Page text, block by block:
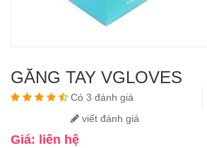
GĂNG TAY VGLOVES
Có 3 đánh giá
viết đánh giá
Giá: liên hệ